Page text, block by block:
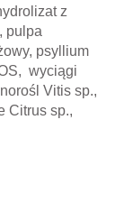
z
pulpa
psyllium
wyciągi
Vitis sp.,
Citrus sp.,